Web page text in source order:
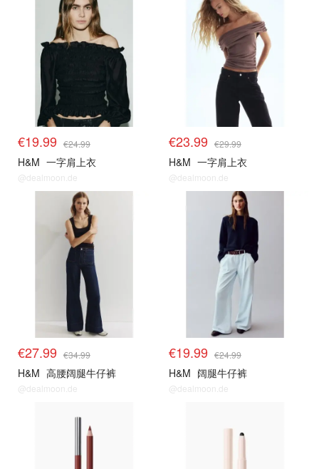
€19.99 €24.99
H&M 一字肩上衣
@dealmoon.de
€23.99 €29.99
H&M 一字肩上衣
@dealmoon.de
€27.99 €34.99
H&M 高腰阔腿牛仔裤
@dealmoon.de
€19.99 €24.99
H&M 阔腿牛仔裤
@dealmoon.de